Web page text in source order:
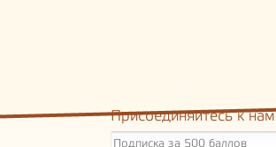
Присоединяйтесь к нам